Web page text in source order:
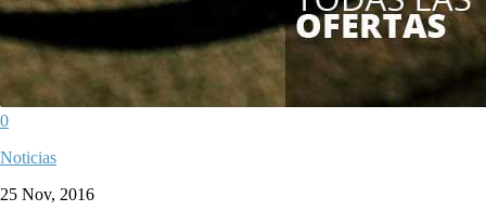
0
Noticias
25 Nov, 2016